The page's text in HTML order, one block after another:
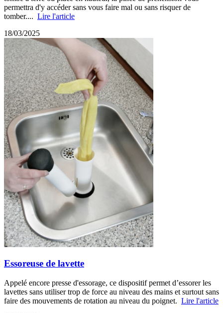
permettra d'y accéder sans vous faire mal ou sans risquer de
tomber.... Lire l'article
18/03/2025
Essoreuse de lavette
Appelé encore presse d'essorage, ce dispositif permet d’essorer les
lavettes sans utiliser trop de force au niveau des mains et surtout sans
faire des mouvements de rotation au niveau du poignet. Lire l'article